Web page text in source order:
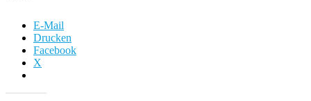
E-Mail
Drucken
Facebook
X